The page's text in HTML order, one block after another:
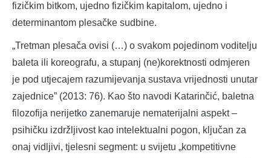
fizičkim bitkom, ujedno fizičkim kapitalom, ujedno i
determinantom plesačke sudbine.
„Tretman plesača ovisi (…) o svakom pojedinom voditelju
baleta ili koreografu, a stupanj (ne)korektnosti odmjeren
je pod utjecajem razumijevanja sustava vrijednosti unutar
zajednice” (2013: 76). Kao što navodi Katarinčić, baletna
filozofija nerijetko zanemaruje nematerijalni aspekt –
psihičku izdržljivost kao intelektualni pogon, ključan za
onaj vidljivi, tjelesni segment: u svijetu „kompetitivne